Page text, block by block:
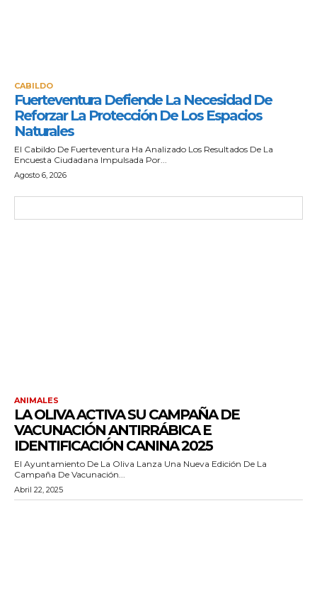
CABILDO
Fuerteventura Defiende La Necesidad De
Reforzar La Protección De Los Espacios
Naturales
El Cabildo De Fuerteventura Ha Analizado Los Resultados De La
Encuesta Ciudadana Impulsada Por...
Agosto 6, 2026
ANIMALES
LA OLIVA ACTIVA SU CAMPAÑA DE
VACUNACIÓN ANTIRRÁBICA E
IDENTIFICACIÓN CANINA 2025
El Ayuntamiento De La Oliva Lanza Una Nueva Edición De La
Campaña De Vacunación...
Abril 22, 2025